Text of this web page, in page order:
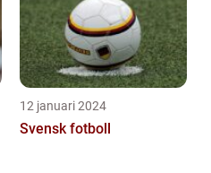
12 januari 2024
Svensk fotboll